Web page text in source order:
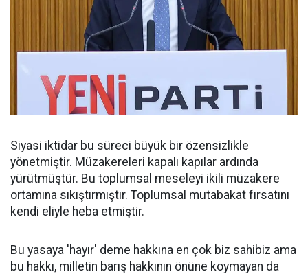
Siyasi iktidar bu süreci büyük bir özensizlikle
yönetmiştir. Müzakereleri kapalı kapılar ardında
yürütmüştür. Bu toplumsal meseleyi ikili müzakere
ortamına sıkıştırmıştır. Toplumsal mutabakat fırsatını
kendi eliyle heba etmiştir.
Bu yasaya 'hayır' deme hakkına en çok biz sahibiz ama
bu hakkı, milletin barış hakkının önüne koymayan da